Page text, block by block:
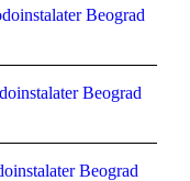
Beograd
Beograd
Beograd